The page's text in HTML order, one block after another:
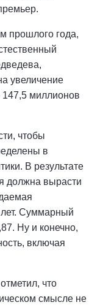
прошлого года,
увеличение
147,5 миллионов
чтобы
в
В результате
должна вырасти
лет. Суммарный
Ну и конечно,
включая
что
смысле не